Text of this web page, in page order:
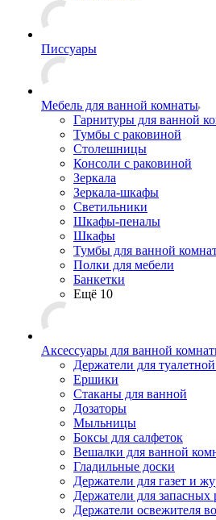
Писсуары
Мебель для ванной комнаты
Гарнитуры для ванной
Тумбы с раковиной
Столешницы
Консоли с раковиной
Зеркала
Зеркала-шкафы
Светильники
Шкафы-пеналы
Шкафы
Тумбы для ванной
Полки для мебели
Банкетки
Ещё 10
Аксессуары для ванной
Держатели для
Ершики
Стаканы для ванной
Дозаторы
Мыльницы
Боксы для салфеток
Вешалки для ванной
Гладильные доски
Держатели для газет и
Держатели для запасных
Держатели освежителя